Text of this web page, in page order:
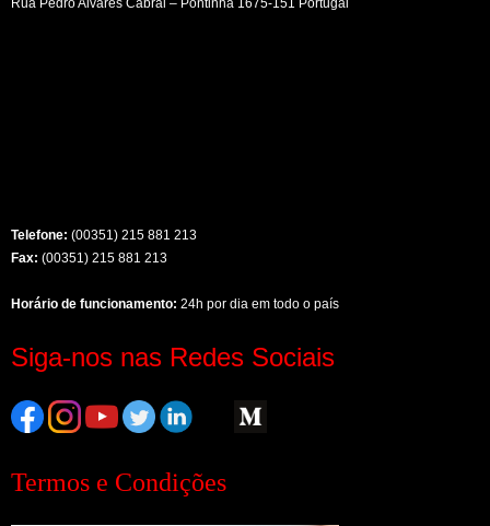
Rua Pedro Alvares Cabral – Pontinha 1675-151 Portugal
Telefone: (00351) 215 881 213
Fax: (00351) 215 881 213
Horário de funcionamento: 24h por dia em todo o país
Siga-nos nas Redes Sociais
Termos e Condições